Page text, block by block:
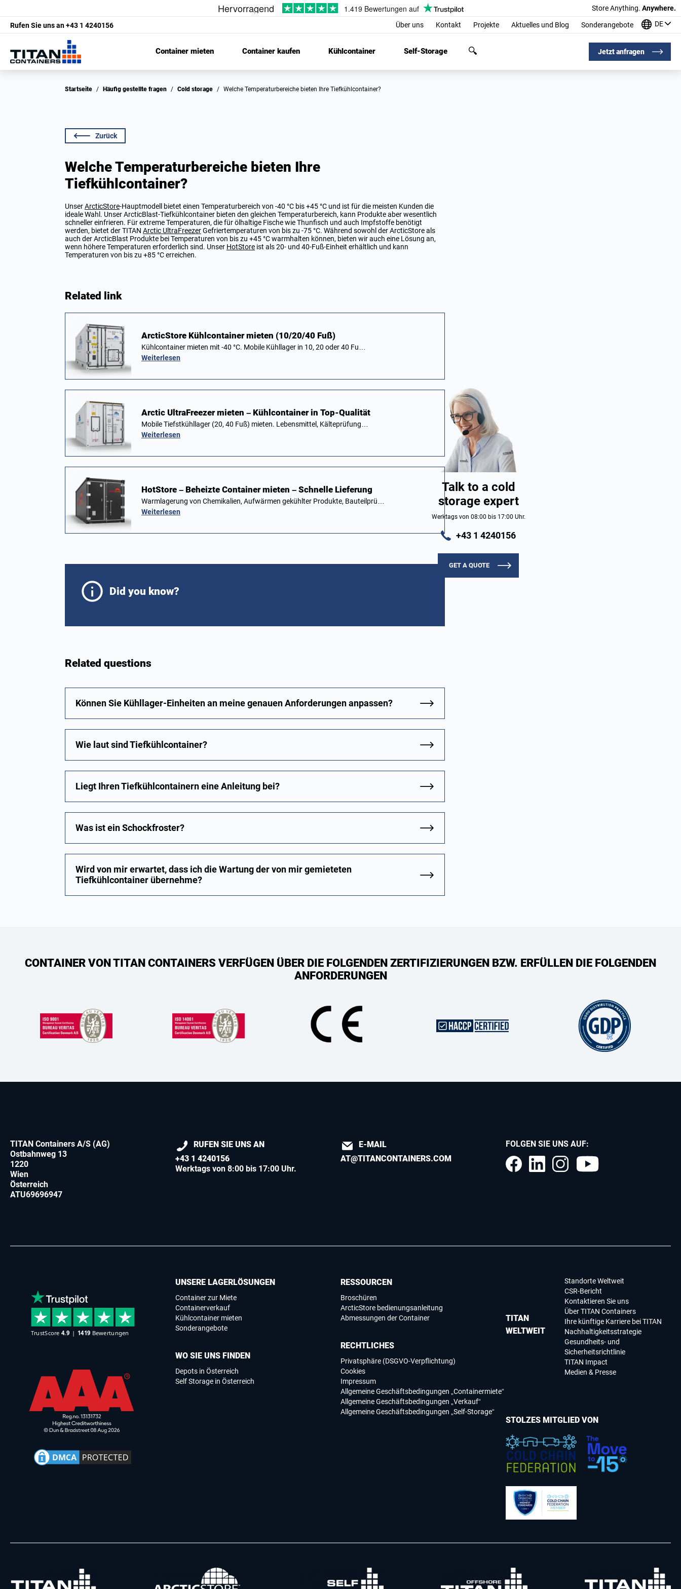
Store Anything. Anywhere.
Rufen Sie uns an+43 1 4240156 Über uns Kontakt Projekte Aktuelles und Blog Sonderangebote DE
Container mieten Container kaufen Kühlcontainer Self-Storage Jetzt anfragen
Startseite / Häufig gestellte fragen / Cold storage / Welche Temperaturbereiche bieten Ihre Tiefkühlcontainer?
Zurück
Welche Temperaturbereiche bieten Ihre
Tiefkühlcontainer?
UnserArcticStore-Hauptmodell bietet einen Temperaturbereich von -40 °C bis +45 °C und ist für die meisten Kunden die
ideale Wahl. Unser ArcticBlast-Tiefkühlcontainer bieten den gleichen Temperaturbereich, kann Produkte aber wesentlich
schneller einfrieren. Für extreme Temperaturen, die für ölhaltige Fische wie Thunfisch und auch Impfstoffe benötigt
werden, bietet der TITAN Arctic UltraFreezerGefriertemperaturen von bis zu -75 °C. Während sowohl der ArcticStore als
auch der ArcticBlast Produkte bei Temperaturen von bis zu +45 °C warmhalten können, bieten wir auch eine Lösung an,
wenn höhere Temperaturen erforderlich sind. Unser HotStore ist als 20- und 40-Fuß-Einheit erhältlich und kann
Temperaturen von bis zu +85 °C erreichen.
Related link
ArcticStore Kühlcontainer mieten (10/20/40 Fuß)
Kühlcontainer mieten mit -40 °C. Mobile Kühllager in 10, 20 oder 40 Fu…
Weiterlesen
Arctic UltraFreezer mieten – Kühlcontainer in Top-Qualität
Mobile Tiefstkühllager (20, 40 Fuß) mieten. Lebensmittel, Kälteprüfung…
Weiterlesen
HotStore – Beheizte Container mieten – Schnelle Lieferung
Warmlagerung von Chemikalien, Aufwärmen gekühlter Produkte, Bauteilprü…
Weiterlesen
Did you know?
Related questions
Können Sie Kühllager-Einheiten an meine genauen Anforderungen anpassen?
Wie laut sind Tiefkühlcontainer?
Liegt Ihren Tiefkühlcontainern eine Anleitung bei?
Was ist ein Schockfroster?
Wird von mir erwartet, dass ich die Wartung der von mir gemieteten
Tiefkühlcontainer übernehme?
Talk to a cold
storage expert
Werktags von 08:00 bis 17:00 Uhr.
+43 1 4240156
GET A QUOTE
CONTAINER VON TITAN CONTAINERS VERFÜGEN ÜBER DIE FOLGENDEN ZERTIFIZIERUNGEN BZW. ERFÜLLEN DIE FOLGENDEN
ANFORDERUNGEN
TITAN Containers A/S (AG)
Ostbahnweg 13
1220
Wien
Österreich
ATU69696947
RUFEN SIE UNS AN
+43 1 4240156
Werktags von 8:00 bis 17:00 Uhr.
E-MAIL
AT@TITANCONTAINERS.COM
FOLGEN SIE UNS AUF:
UNSERE LAGERLÖSUNGEN
Container zur Miete
Containerverkauf
Kühlcontainer mieten
Sonderangebote
WO SIE UNS FINDEN
Depots in Österreich
Self Storage in Österreich
TITAN
WELTWEIT
Standorte Weltweit
CSR-Bericht
Kontaktieren Sie uns
Über TITAN Containers
Ihre künftige Karriere bei TITAN
Nachhaltigkeitsstrategie
Gesundheits- und
Sicherheitsrichtlinie
TITAN Impact
Medien & Presse
RESSOURCEN
Broschüren
ArcticStore bedienungsanleitung
Abmessungen der Container
RECHTLICHES
Privatsphäre (DSGVO-Verpflichtung)
Cookies
Impressum
Allgemeine Geschäftsbedingungen „Containermiete“
Allgemeine Geschäftsbedingungen „Verkauf“
Allgemeine Geschäftsbedingungen „Self-Storage“
STOLZES MITGLIED VON